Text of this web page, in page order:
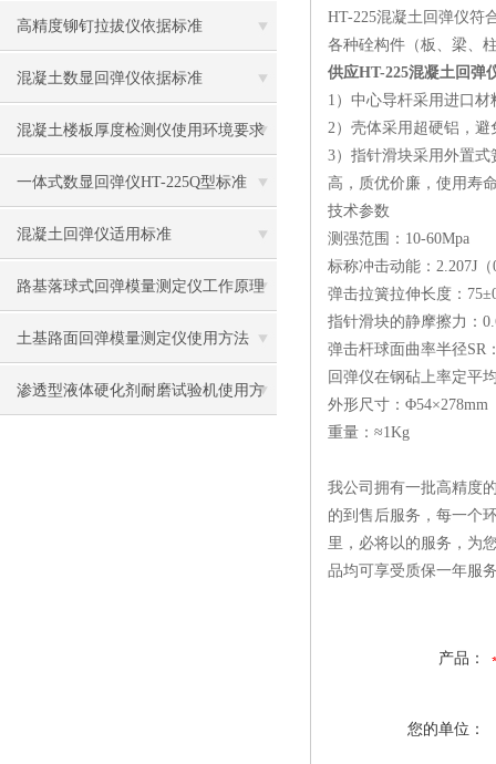
高精度铆钉拉拔仪依据标准
混凝土数显回弹仪依据标准
混凝土楼板厚度检测仪使用环境要求
一体式数显回弹仪HT-225Q型标准
混凝土回弹仪适用标准
路基落球式回弹模量测定仪工作原理
及使用方法
土基路面回弹模量测定仪使用方法
渗透型液体硬化剂耐磨试验机使用方
HT-225混凝土回弹仪符
各种硂构件（板、梁、
供应HT-225混凝土回弹
1）中心导杆采用进口
2）壳体采用超硬铝，
3）指针滑块采用外置
高，质优价廉，使用寿
技术参数
测强范围：10-60Mpa
标称冲击动能：2.207J
弹击拉簧拉伸长度：
指针滑块的静摩擦力：
弹击杆球面曲率半径SR
回弹仪在钢砧上率定平
外形尺寸：Φ54×278mm
重量：≈1Kg
我公司拥有一批高精度
的到售后服务，每一个
里，必将以的服务，为
品均可享受质保一年服
产品：
您的单位：